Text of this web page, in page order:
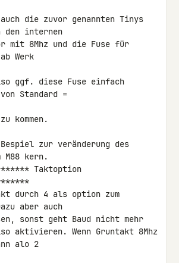
die zuvor genannten Tinys
den internen
mit 8Mhz und die Fuse für
Werk
ggf. diese Fuse einfach
Standard =
kommen.
zur veränderung des
M88 kern.
Taktoption
durch 4 als option zum
aber auch
sonst geht Baud nicht mehr
aktivieren. Wenn Gruntakt 8Mhz
alo 2